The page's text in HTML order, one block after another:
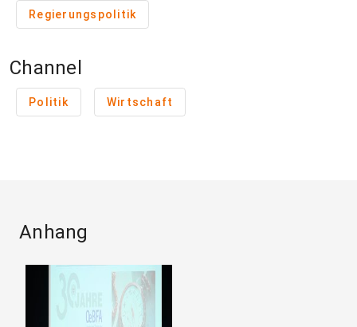
Regierungspolitik
Channel
Politik Wirtschaft
Anhang